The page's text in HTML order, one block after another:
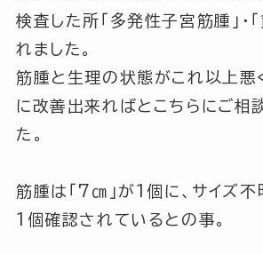
検査した所
「多発性子宮筋腫」 ・
れました。
筋腫と生理の状態がこれ以上悪
に改善出来ればとこちらにご相
た。
筋腫は 「7㎝」 が1個に、サイズ
1個確認されているとの事。